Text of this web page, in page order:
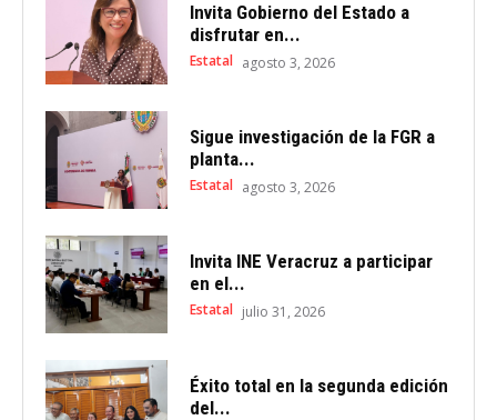
Invita Gobierno del Estado a
disfrutar en...
Estatal agosto 3, 2026
Sigue investigación de la FGR a
planta...
Estatal agosto 3, 2026
Invita INE Veracruz a participar
en el...
Estatal julio 31, 2026
Éxito total en la segunda edición
del...